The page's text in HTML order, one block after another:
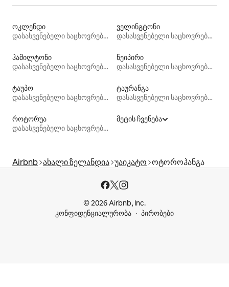
ოკლენდი
დასასვენებელი საცხოვრებლები
ველინგტონი
დასასვენებელი საცხოვრებლები
ჰამილტონი
დასასვენებელი საცხოვრებლები
ნეიპირი
დასასვენებელი საცხოვრებლები
ტაუპო
დასასვენებელი საცხოვრებლები
ტაურანგა
დასასვენებელი საცხოვრებლები
როტორუა
დასასვენებელი საცხოვრებლები
მეტის ჩვენება
Airbnb ახალი ზელანდია უაიკატო ოტოროჰანგა
© 2026 Airbnb, Inc.
კონფიდენციალურობა
პირობები